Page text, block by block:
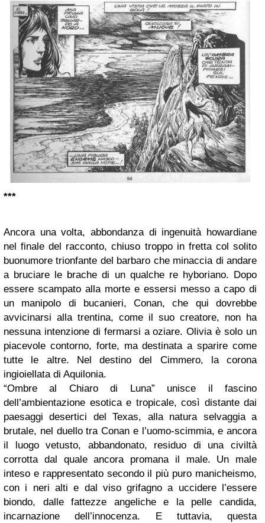
***
Ancora una volta, abbondanza di ingenuità howardiane
nel finale del racconto, chiuso troppo in fretta col solito
buonumore trionfante del barbaro che minaccia di andare
a bruciare le brache di un qualche re hyboriano. Dopo
essere scampato alla morte e essersi messo a capo di
un manipolo di bucanieri, Conan, che qui dovrebbe
avvicinarsi alla trentina, come il suo creatore, non ha
nessuna intenzione di fermarsi a oziare. Olivia è solo un
piacevole contorno, forte, ma destinata a sparire come
tutte le altre. Nel destino del Cimmero, la corona
ingioiellata di Aquilonia.
“Ombre al Chiaro di Luna” unisce il fascino
dell’ambientazione esotica e tropicale, così distante dai
paesaggi desertici del Texas, alla natura selvaggia a
brutale, nel duello tra Conan e l’uomo-scimmia, e ancora
il luogo vetusto, abbandonato, residuo di una civiltà
corrotta dal quale ancora promana il male. Un male
inteso e rappresentato secondo il più puro manicheismo,
con i neri alti e dal viso grifagno a uccidere l’essere
biondo, dalle fattezze angeliche e la pelle candida,
incarnazione dell’innocenza. E tuttavia, questa